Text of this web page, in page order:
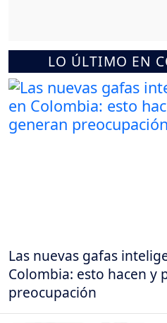
LO ÚLTIMO EN
Las nuevas gafas
Colombia: esto hacen y
preocupación